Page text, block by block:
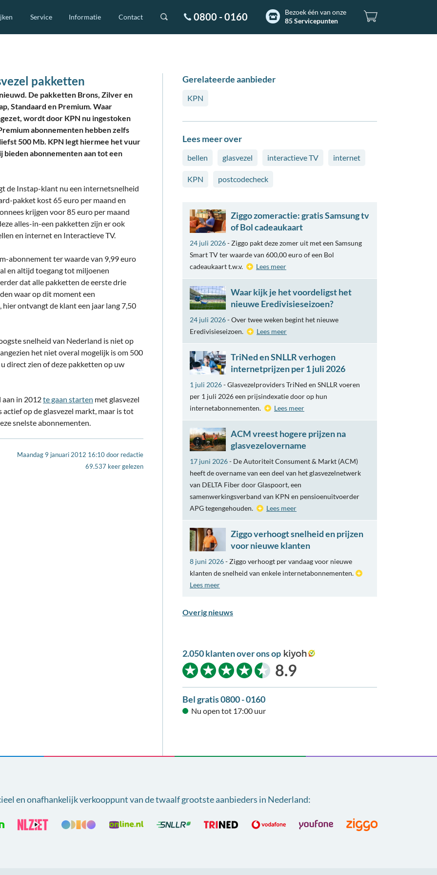
Service Informatie Contact 0800 - 0160
Bezoek één van onze
85 Servicepunten
pakketten
De pakketten Brons, Zilver en
Standaard en Premium. Waar
wordt door KPN nu ingestoken
abonnementen hebben zelfs
500 Mb. KPN legt hiermee het vuur
bieden abonnementen aan tot een
de Instap-klant nu een internetsnelheid
pakket kost 65 euro per maand en
krijgen voor 85 euro per maand
alles-in-een pakketten zijn er ook
en internet en Interactieve TV.
abonnement ter waarde van 9,99 euro
en altijd toegang tot miljoenen
dat alle pakketten de eerste drie
waar op dit moment een
ontvangt de klant een jaar lang 7,50
snelheid van Nederland is niet op
het niet overal mogelijk is om 500
direct zien of deze pakketten op uw
aan in 2012te gaan starten met glasvezel
op de glasvezel markt, maar is tot
snelste abonnementen.
Maandag 9 januari 2012 16:10door redactie
69.537 keer gelezen
Gerelateerde aanbieder
KPN
Lees meer over
bellen glasvezel interactieve TV internet
KPN postcodecheck
Ziggo zomeractie: gratis Samsung tv
of Bol cadeaukaart
24 juli 2026- Ziggo pakt deze zomer uit met een Samsung
Smart TV ter waarde van 600,00 euro of een Bol
cadeaukaart t.w.v.
Lees meer
Waar kijk je het voordeligst het
nieuwe Eredivisieseizoen?
24 juli 2026- Over twee weken begint het nieuwe
Eredivisieseizoen.
Lees meer
TriNed en SNLLR verhogen
internetprijzen per 1 juli 2026
1 juli 2026- Glasvezelproviders TriNed en SNLLR voeren
per 1 juli 2026 een prijsindexatie door op hun
internetabonnementen.
Lees meer
ACM vreest hogere prijzen na
glasvezelovername
17 juni 2026- De Autoriteit Consument & Markt (ACM)
heeft de overname van een deel van het glasvezelnetwerk
van DELTA Fiber door Glaspoort, een
samenwerkingsverband van KPN en pensioenuitvoerder
APG tegengehouden.
Lees meer
Ziggo verhoogt snelheid en prijzen
voor nieuwe klanten
8 juni 2026- Ziggo verhoogt per vandaag voor nieuwe
klanten de snelheid van enkele internetabonnementen.
Lees meer
Overig nieuws
2.050 klanten over ons op
kiyoh
8.9
Bel gratis 0800 - 0160
Nu open tot 17:00 uur
en onafhankelijk verkooppunt vande twaalf grootste aanbieders in Nederland: